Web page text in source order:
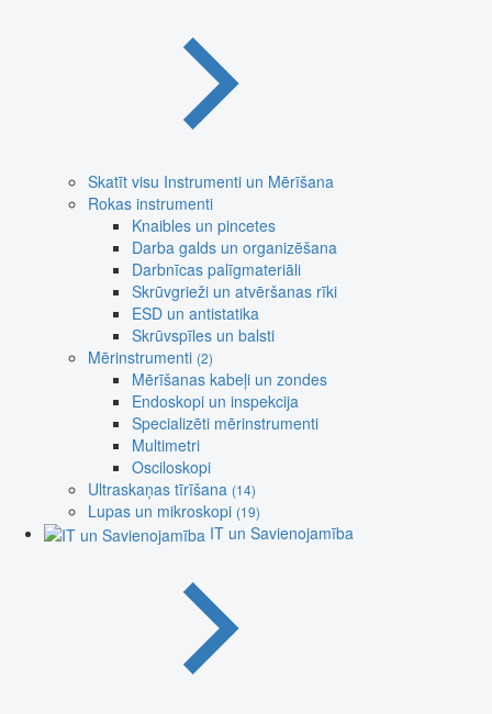
Skatīt visu Instrumenti un Mērīšana
Rokas instrumenti
Knaibles un pincetes
Darba galds un organizēšana
Darbnīcas palīgmateriāli
Skrūvgrieži un atvēršanas rīki
ESD un antistatika
Skrūvspīles un balsti
Mērinstrumenti (2)
Mērīšanas kabeļi un zondes
Endoskopi un inspekcija
Specializēti mērinstrumenti
Multimetri
Osciloskopi
Ultraskaņas tīrīšana (14)
Lupas un mikroskopi (19)
IT un Savienojamība